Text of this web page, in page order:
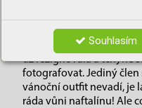
Souhlasím
Mým největším
ke sváteční
uniformě ČSAD. Dcery
už rezignovala a tchyně
fotografovat. Jediný
vánoční outfit nevadí, je
ráda vůni naftalínu! Ale